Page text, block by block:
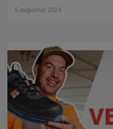
5 augustus 2024